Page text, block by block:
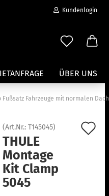
Kundenlogin
ÜBER UNS
Traeger
Kanuträger
Surfbretter
für Wassersportträger
Fahrzeuge mit normalen Dach
(Art.Nr.:T145045)
THULE
Montage
Kit Clamp
5045